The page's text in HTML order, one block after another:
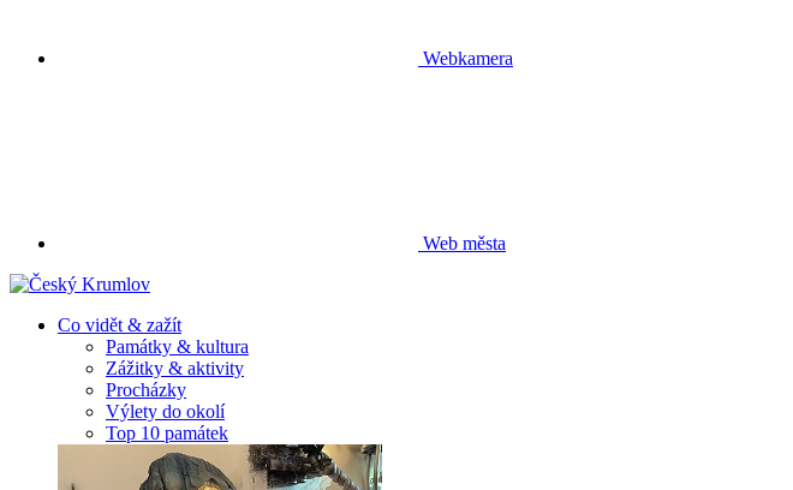
Webkamera
Web města
Co vidět & zažít
Památky & kultura
Zážitky & aktivity
Procházky
Výlety do okolí
Top 10 památek